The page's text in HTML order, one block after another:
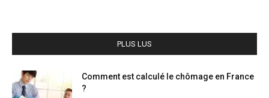
PLUS LUS
Comment est calculé le chômage en France
?